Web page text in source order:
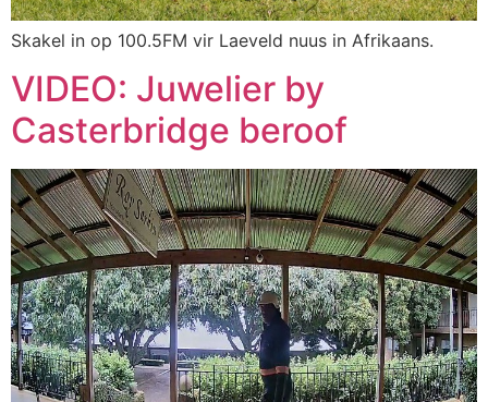
Skakel in op 100.5FM vir Laeveld nuus in Afrikaans.
VIDEO: Juwelier by
Casterbridge beroof